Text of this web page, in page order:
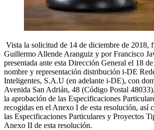
Vista la solicitud de 14 de diciembre de 2018,
Guillermo Allende Aranguiz y por Francisco
presentada ante esta Dirección General el 18
nombre y representación distribución i-DE
Inteligentes, S.A.U (en adelante i-DE), con
Avenida San Adrián, 48 (Código Postal
la aprobación de las Especificaciones
recogidas en el Anexo I de esta resolución, así
las Especificaciones Particulares y Proyectos
Anexo II de esta resolución.